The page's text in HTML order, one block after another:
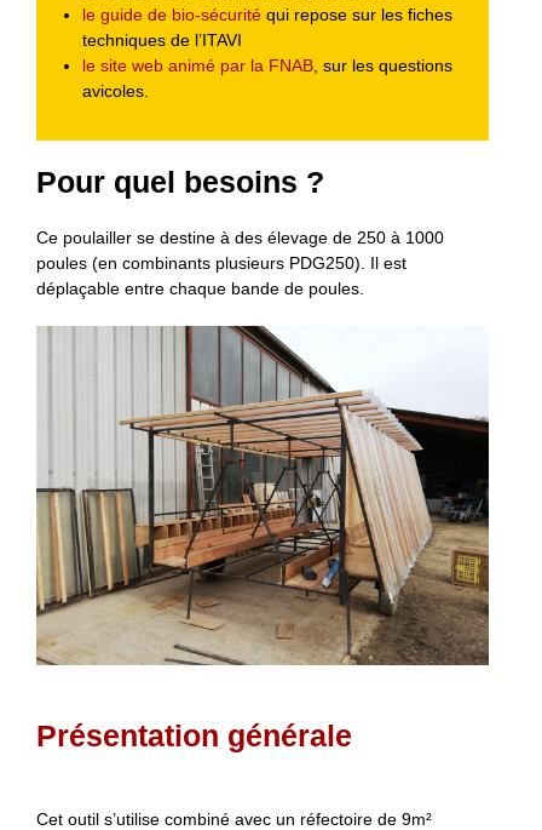
le guide de bio-sécurité qui repose sur les fiches
techniques de l’ITAVI
le site web animé par la FNAB , sur les questions
avicoles.
Pour quel besoins ?
Ce poulailler se destine à des élevage de 250 à 1000
poules (en combinants plusieurs PDG250). Il est
déplaçable entre chaque bande de poules.
Présentation générale
Cet outil s’utilise combiné avec un réfectoire de 9m²